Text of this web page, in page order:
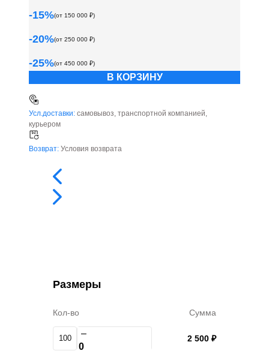
Размеры
Кол-во Сумма
100 – 2 500 ₽
-15%(от 150 000 ₽)
-20%(от 250 000 ₽)
-25%(от 450 000 ₽)
В КОРЗИНУ
Усл.доставки: самовывоз, транспортной компанией,
курьером
Возврат: Условия возврата